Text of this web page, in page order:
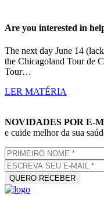
Are you interested in
The next day June 14
the Chicagoland Tour de
Tour…
LER MATÉRIA
NOVIDADES POR E-
e cuide melhor da sua